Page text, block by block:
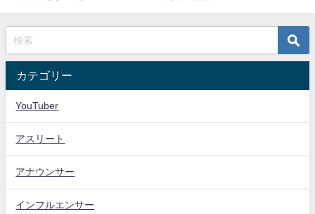
カテゴリー
YouTuber
アスリート
アナウンサー
インフルエンサー